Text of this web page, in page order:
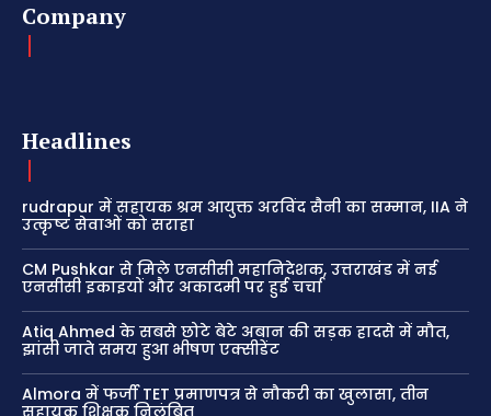
Company
Headlines
rudrapur में सहायक श्रम आयुक्त अरविंद सैनी का सम्मान, IIA ने
उत्कृष्ट सेवाओं को सराहा
CM Pushkar से मिले एनसीसी महानिदेशक, उत्तराखंड में नई
एनसीसी इकाइयों और अकादमी पर हुई चर्चा
Atiq Ahmed के सबसे छोटे बेटे अबान की सड़क हादसे में मौत,
झांसी जाते समय हुआ भीषण एक्सीडेंट
Almora में फर्जी TET प्रमाणपत्र से नौकरी का खुलासा, तीन
सहायक शिक्षक निलंबित